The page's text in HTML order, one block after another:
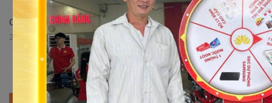
Giới thiệu xe số 50cc Sirius Victoria tại Xe điện Nam Tiến
29/05/2023 16:52:51